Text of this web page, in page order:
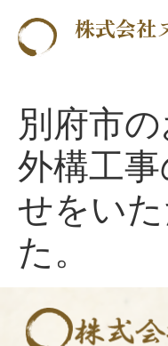
株式会社
別府市の
外構工
せをい
た。